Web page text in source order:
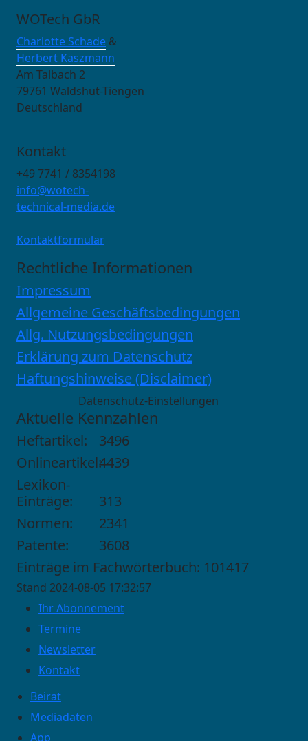
WOTech GbR
Charlotte Schade &
Herbert Käszmann
Am Talbach 2
79761 Waldshut-Tiengen
Deutschland
Kontakt
+49 7741 / 8354198
info@wotech-
technical-media.de
Kontaktformular
Rechtliche Informationen
Impressum
Allgemeine Geschäftsbedingungen
Allg. Nutzungsbedingungen
Erklärung zum Datenschutz
Haftungshinweise (Disclaimer)
Datenschutz-Einstellungen
Aktuelle Kennzahlen
Heftartikel:
3496
Onlineartikel:4439
Lexikon-
Einträge:
313
Normen:
2341
Patente:
3608
Einträge im Fachwörterbuch: 101417
Stand 2024-08-05 17:32:57
Ihr Abonnement
Termine
Newsletter
Kontakt
Beirat
Mediadaten
App